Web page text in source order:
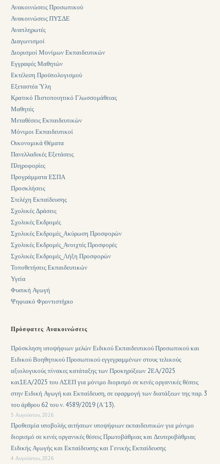
Ανακοινώσεις Προσωπικού
Ανακοινώσεις ΠΥΣΔΕ
Αναπληρωτές
Διαγωνισμοί
Διορισμοί Μονίμων Εκπαιδευτικών
Εγγραφές Μαθητών
Εκτέλεση Προϋπολογισμού
Εξεταστέα Ύλη
Κρατικό Πιστοποιητικό Γλωσσομάθειας
Μαθητές
Μεταθέσεις Εκπαιδευτικών
Μόνιμοι Εκπαιδευτικοί
Οικονομικά Θέματα
Πανελλαδικές Εξετάσεις
Πληροφορίες
Προγράμματα ΕΣΠΑ
Προσκλήσεις
Στελέχη Εκπαίδευσης
Σχολικές Δράσεις
Σχολικές Εκδρομές
Σχολικές Εκδρομές_Ακύρωση Προσφορών
Σχολικές Εκδρομές_Ανοιχτές Προσφορές
Σχολικές Εκδρομές_Λήξη Προσφορών
Τοποθετήσεις Εκπαιδευτικών
Υγεία
Φυσική Αγωγή
Ψηφιακό Φροντιστήριο
Πρόσφατες Ανακοινώσεις
Πρόσκληση υποψήφιων μελών Ειδικού Εκπαιδευτικού Προσωπικού και
Ειδικού Βοηθητικού Προσωπικού εγγεγραμμένων στους τελικούς
αξιολογικούς πίνακες κατάταξης των Προκηρύξεων 2ΕΑ/2025
και1ΕΑ/2025 του ΑΣΕΠ για μόνιμο διορισμό σε κενές οργανικές θέσεις
στην Ειδική Αγωγή και Εκπαίδευση, σε εφαρμογή των διατάξεων της παρ. 3
του άρθρου 62 του ν. 4589/2019 (Α΄13).
5 Αυγούστου, 2026
Προθεσμία υποβολής αιτήσεων υποψήφιων εκπαιδευτικών για μόνιμο
διορισμό σε κενές οργανικές θέσεις Πρωτοβάθμιας και Δευτεροβάθμιας
Ειδικής Αγωγής και Εκπαίδευσης και Γενικής Εκπαίδευσης
4 Αυγούστου, 2026